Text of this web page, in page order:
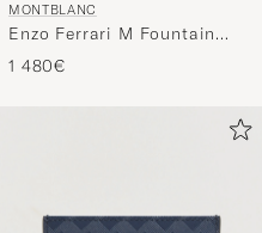
MONTBLANC
Enzo Ferrari M Fountain
Pen
1 480€